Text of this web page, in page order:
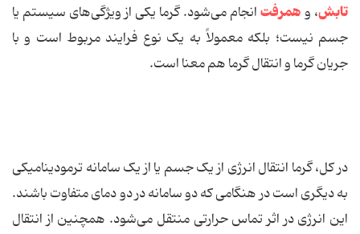
تابش، وهمرفتانجام می‌شود. گرما یکی از ویژگی‌های سیستم یا
جسم نیست؛ بلکه معمولاً به یک نوع فرایند مربوط است و با
جریان گرما و انتقال گرما هم معنا است.
در کل، گرما انتقال انرژی از یک جسم یا از یک سامانه ترمودینامیکی
به دیگری است در هنگامی که دو سامانه در دو دمای متفاوت باشند.
این انرژی در اثر تماس حرارتی منتقل می‌شود. همچنین از انتقال